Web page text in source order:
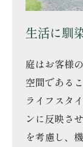
生活に馴
庭はお客様
空間である
ライフスタ
ンに反映さ
を考慮し、